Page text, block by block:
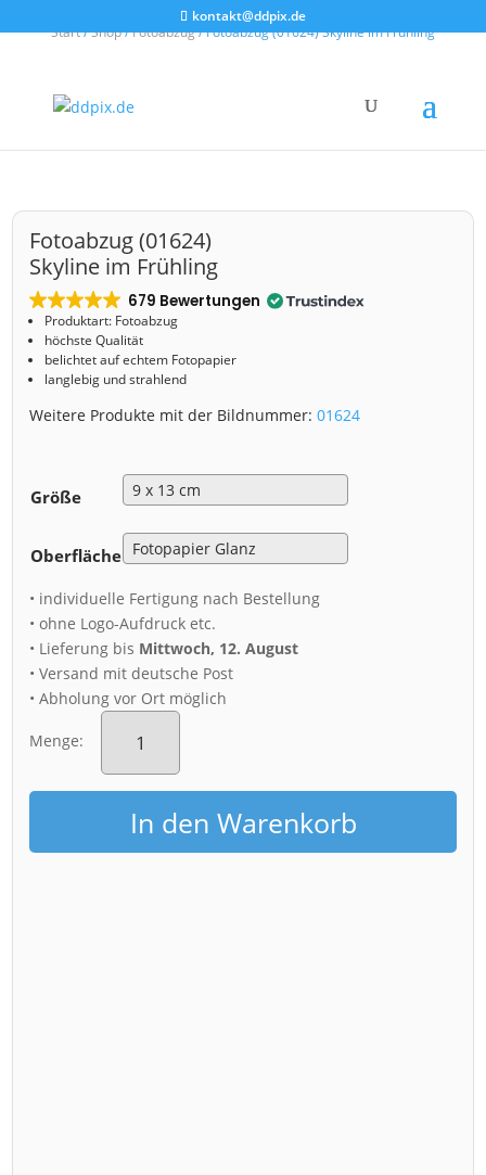
kontakt@ddpix.de
Start/Shop/Fotoabzug/ Fotoabzug (01624) Skyline im Frühling
Fotoabzug (01624)
Skyline im Frühling
679 Bewertungen
Produktart: Fotoabzug
höchste Qualität
belichtet auf echtem Fotopapier
langlebig und strahlend
Weitere Produkte mit der Bildnummer:01624
Größe
Oberfläche
• individuelle Fertigung nach Bestellung
• ohne Logo-Aufdruck etc.
• Lieferung bis Mittwoch, 12. August
• Versand mit deutsche Post
• Abholung vor Ort möglich
Menge:
Fotoabzug
(01624)
im
Frühling
MengeIn den Warenkorb